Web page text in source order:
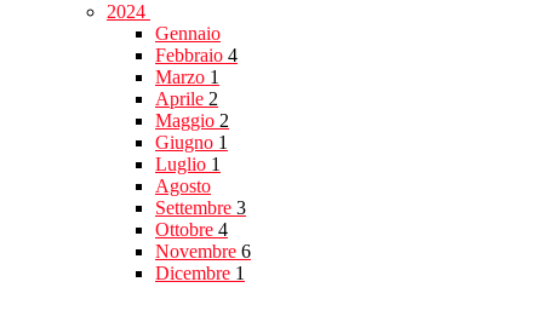
2024
Gennaio
Febbraio 4
Marzo 1
Aprile 2
Maggio 2
Giugno 1
Luglio 1
Agosto
Settembre 3
Ottobre 4
Novembre 6
Dicembre 1